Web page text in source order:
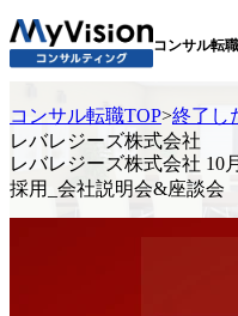
コンサル転
コンサル転職TOP>終了し
レバレジーズ株式会社
レバレジーズ株式会社 10
採用_会社説明会&座談会